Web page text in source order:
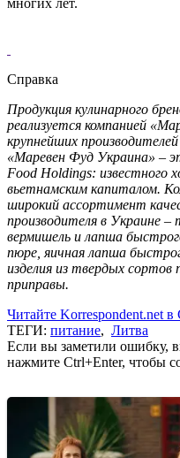
Справка
Продукция кулинарного
реализуется компанией
крупнейших
«Маревен Фуд Украина» –
Food Holdings: известного
вьетнамским капиталом.
широкий ассортимент
производителя в Украине
вермишель и лапша
пюре, яичная лапша
изделия из твердых сортов
приправы.
Читайте Korrespondent.net в
ТЕГИ: питание, Литва
Если вы заметили ошибку,
нажмите Ctrl+Enter, чтобы